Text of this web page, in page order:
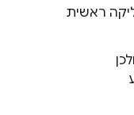
ראשית